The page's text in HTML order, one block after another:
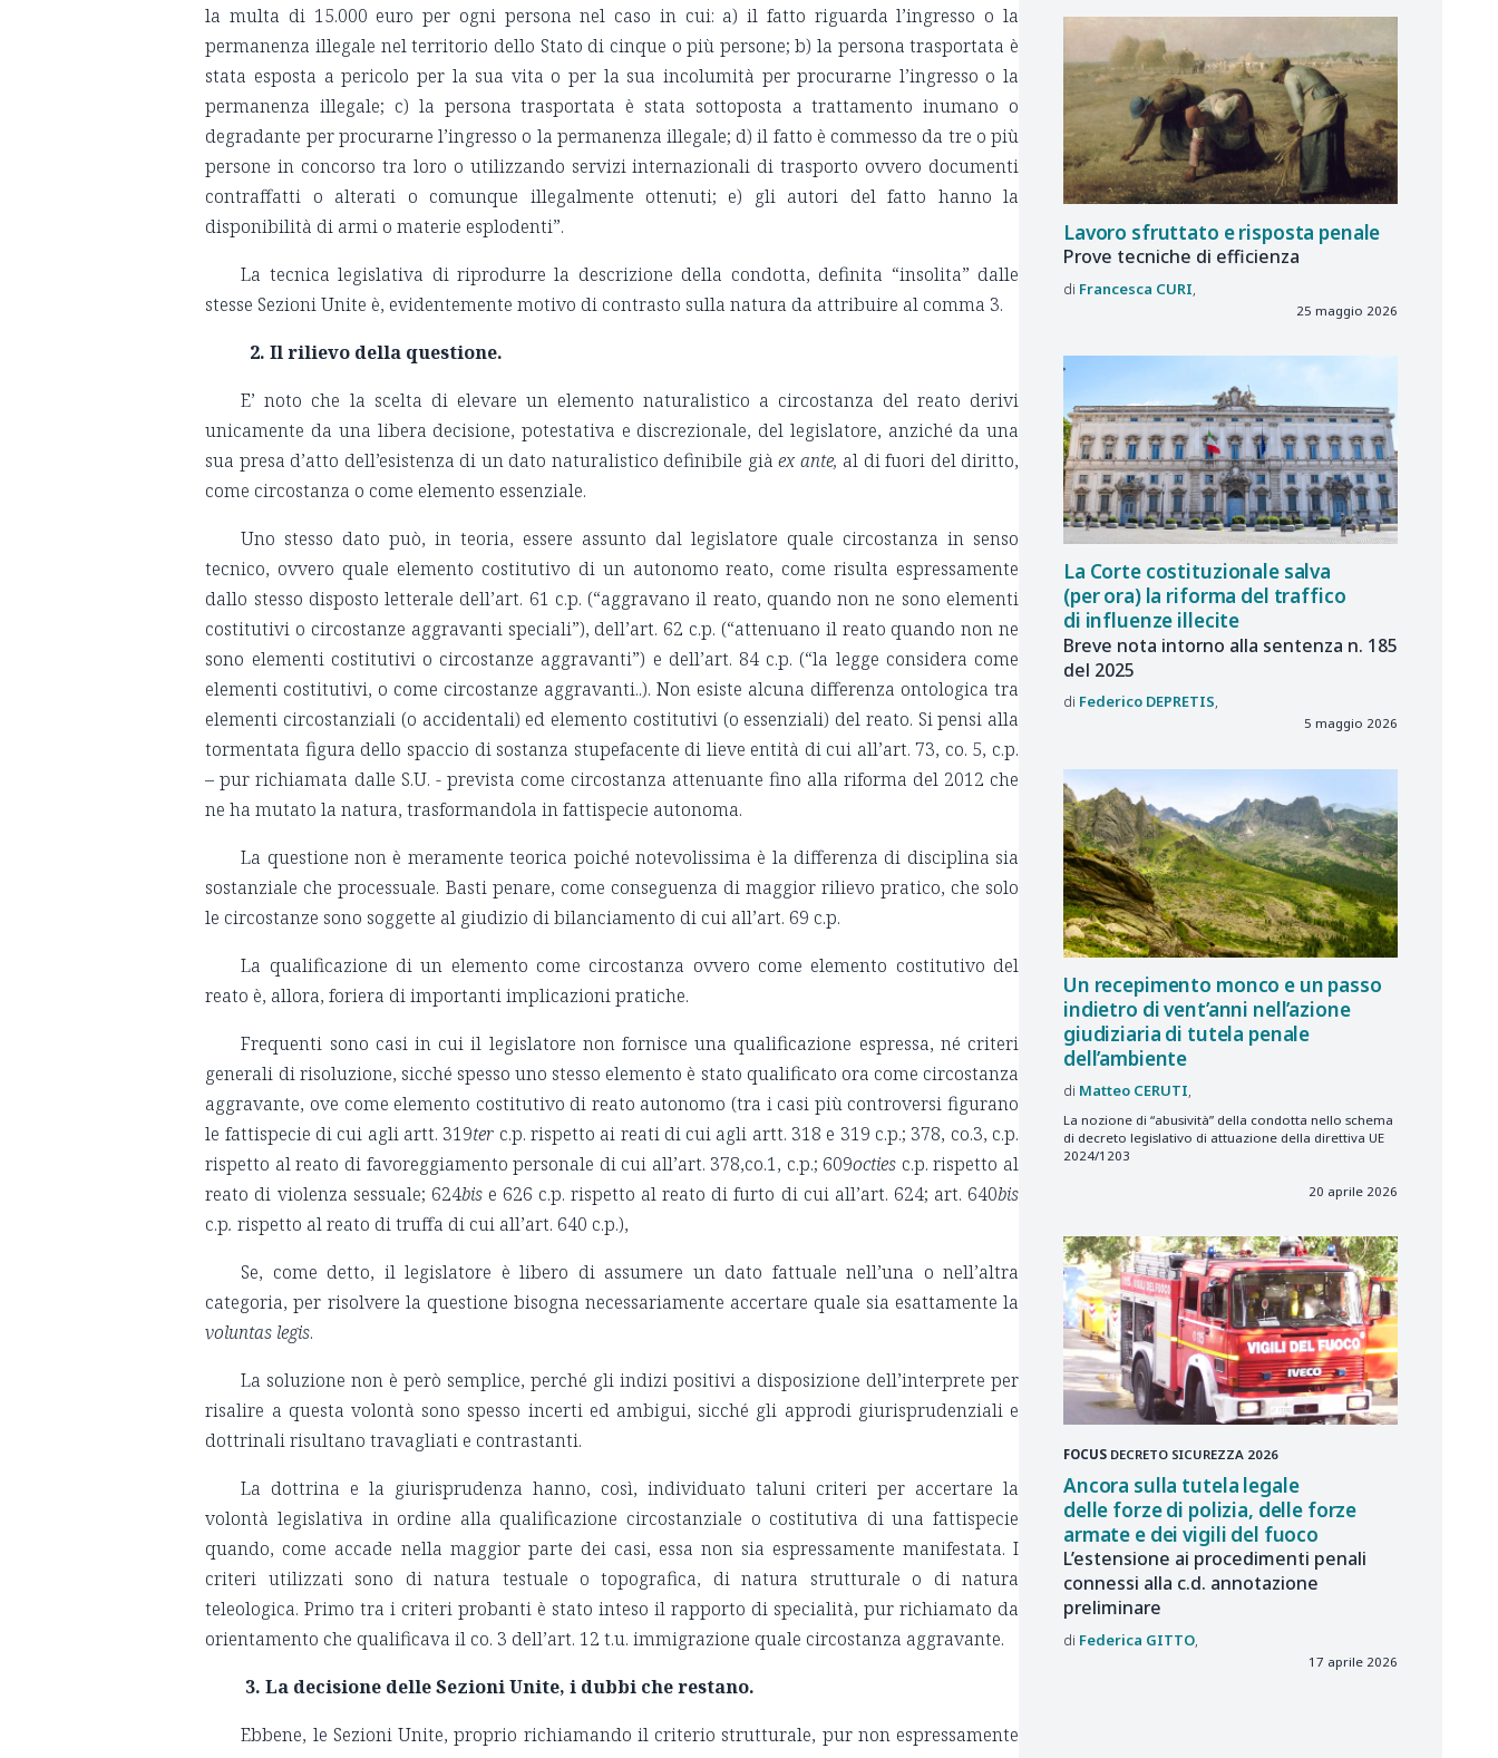
la multa di 15.000 euro per ogni persona nel caso in cui: a) il fatto riguarda l’ingresso o la
permanenza illegale nel territorio dello Stato di cinque o più persone; b) la persona trasportata è
stata esposta a pericolo per la sua vita o per la sua incolumità per procurarne l’ingresso o la
permanenza illegale; c) la persona trasportata è stata sottoposta a trattamento inumano o
degradante per procurarne l’ingresso o la permanenza illegale; d) il fatto è commesso da tre o più
persone in concorso tra loro o utilizzando servizi internazionali di trasporto ovvero documenti
contraffatti o alterati o comunque illegalmente ottenuti; e) gli autori del fatto hanno la
disponibilità di armi o materie esplodenti”.
La tecnica legislativa di riprodurre la descrizione della condotta, definita “insolita” dalle
stesse Sezioni Unite è, evidentemente motivo di contrasto sulla natura da attribuire al comma 3.
2. Il rilievo della questione.
E’ noto che la scelta di elevare un elemento naturalistico a circostanza del reato derivi
unicamente da una libera decisione, potestativa e discrezionale, del legislatore, anziché da una
sua presa d’atto dell’esistenza di un dato naturalistico definibile giàex ante, al di fuori del diritto,
come circostanza o come elemento essenziale.
Uno stesso dato può, in teoria, essere assunto dal legislatore quale circostanza in senso
tecnico, ovvero quale elemento costitutivo di un autonomo reato, come risulta espressamente
dallo stesso disposto letterale dell’art. 61 c.p. (“aggravano il reato, quando non ne sono elementi
costitutivi o circostanze aggravanti speciali”), dell’art. 62 c.p. (“attenuano il reato quando non ne
sono elementi costitutivi o circostanze aggravanti”) e dell’art. 84 c.p. (“la legge considera come
elementi costitutivi, o come circostanze aggravanti..). Non esiste alcuna differenza ontologica tra
elementi circostanziali (o accidentali) ed elemento costitutivi (o essenziali) del reato. Si pensi alla
tormentata figura dello spaccio di sostanza stupefacente di lieve entità di cui all’art. 73, co. 5, c.p.
– pur richiamata dalle S.U. - prevista come circostanza attenuante fino alla riforma del 2012 che
ne ha mutato la natura, trasformandola in fattispecie autonoma.
La questione non è meramente teorica poiché notevolissima è la differenza di disciplina sia
sostanziale che processuale. Basti penare, come conseguenza di maggior rilievo pratico, che solo
le circostanze sono soggette al giudizio di bilanciamento di cui all’art. 69 c.p.
La qualificazione di un elemento come circostanza ovvero come elemento costitutivo del
reato è, allora, foriera di importanti implicazioni pratiche.
Frequenti sono casi in cui il legislatore non fornisce una qualificazione espressa, né criteri
generali di risoluzione, sicché spesso uno stesso elemento è stato qualificato ora come circostanza
aggravante, ove come elemento costitutivo di reato autonomo (tra i casi più controversi figurano
le fattispecie di cui agli artt. 319ter c.p. rispetto ai reati di cui agli artt. 318 e 319 c.p.; 378, co.3, c.p.
rispetto al reato di favoreggiamento personale di cui all’art. 378,co.1, c.p.; 609octies c.p. rispetto al
reato di violenza sessuale; 624bise 626 c.p. rispetto al reato di furto di cui all’art. 624; art. 640bis
c.p.rispetto al reato di truffa di cui all’art. 640 c.p.),
Se, come detto, il legislatore è libero di assumere un dato fattuale nell’una o nell’altra
categoria, per risolvere la questione bisogna necessariamente accertare quale sia esattamente la
voluntas legis.
La soluzione non è però semplice, perché gli indizi positivi a disposizione dell’interprete per
risalire a questa volontà sono spesso incerti ed ambigui, sicché gli approdi giurisprudenziali e
dottrinali risultano travagliati e contrastanti.
La dottrina e la giurisprudenza hanno, così, individuato taluni criteri per accertare la
volontà legislativa in ordine alla qualificazione circostanziale o costitutiva di una fattispecie
quando, come accade nella maggior parte dei casi, essa non sia espressamente manifestata. I
criteri utilizzati sono di natura testuale o topografica, di natura strutturale o di natura
teleologica. Primo tra i criteri probanti è stato inteso il rapporto di specialità, pur richiamato da
orientamento che qualificava il co. 3 dell’art. 12 t.u. immigrazione quale circostanza aggravante.
3. La decisione delle Sezioni Unite, i dubbi che restano.
Ebbene, le Sezioni Unite, proprio richiamando il criterio strutturale, pur non espressamente
Lavoro sfruttato e risposta penale
Prove tecniche di efficienza
Francesca CURI
25 maggio 2026
La Corte costituzionale salva
(per ora) la riforma del traffico
di influenze illecite
Breve nota intorno alla sentenza n. 185
del 2025
Federico DEPRETIS
5 maggio 2026
Un recepimento monco e un passo
indietro di vent’anni nell’azione
giudiziaria di tutela penale
dell’ambiente
Matteo CERUTI
La nozione di “abusività” della condotta nello schema
di decreto legislativo di attuazione della direttiva UE
2024/1203
20 aprile 2026
FOCUS DECRETO SICUREZZA 2026
Ancora sulla tutela legale
delle forze di polizia, delle forze
armate e dei vigili del fuoco
L’estensione ai procedimenti penali
connessi alla c.d. annotazione
preliminare
Federica GITTO
17 aprile 2026